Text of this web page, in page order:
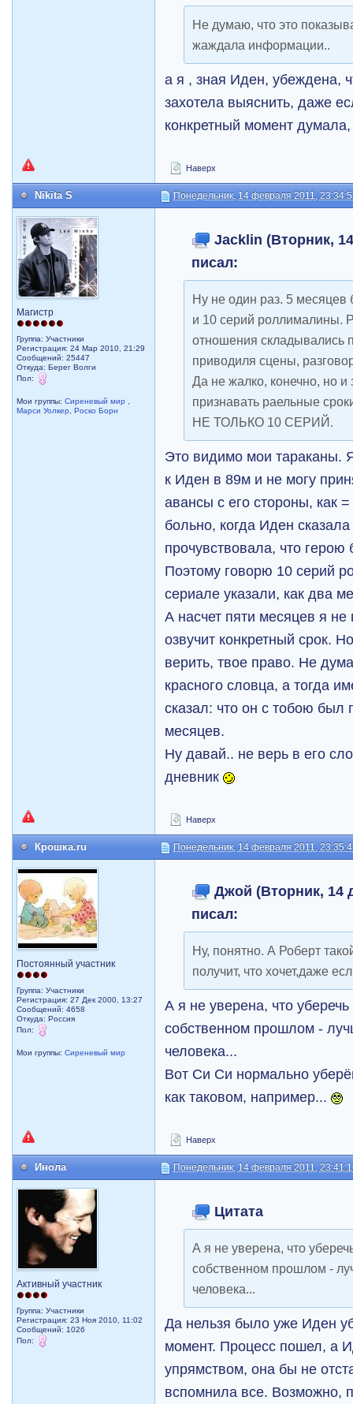
Не думаю, что это
жаждала информации..
а я , зная Иден, убеждена,
захотела выяснить, даже
конкретный момент думала,
Наверх
Nikita S Понедельник, 14 февраля 2011,
Магистр
Группа: Участники
Регистрация: 24 Мар 2010, 21:29
Сообщений: 25447
Откуда: Берег Волги
Пол:
Мои группы:Сиреневый мир
Марси Уолкер
,Роско Борн
Jacklin (Вторник,
писал:
Ну не один раз. 5 месяцев
и 10 серий роллималины.
отношения складывались
приводиля сцены,
Да не жалко, конечно, но и
признавать раельные
НЕ ТОЛЬКО 10 СЕРИЙ.
Это видимо мои тараканы.
к Иден в 89м и не могу
авансы с его стороны, как
больно, когда Иден
прочувствовала, что герою
Поэтому говорю 10 серий
сериале указали, как два
А насчет пяти месяцев я
озвучит конкретный срок.
верить, твое право. Не
красного словца, а тогда
сказал: что он с тобою был
месяцев.
Ну давай.. не верь в его
дневник
Наверх
Крошка.ru Понедельник, 14 февраля 2011,
Постоянный участник
Группа: Участники
Регистрация: 27 Дек 2000, 13:27
Сообщений: 4658
Откуда: Россия
Пол:
Мои группы:Сиреневый мир
Джой (Вторник, 14
писал:
Ну, понятно. А Роберт
получит, что хочет,даже
А я не уверена, что уберечь
собственном прошлом -
человека...
Вот Си Си нормально
как таковом, например...
Наверх
Инола Понедельник, 14 февраля 2011,
Активный участник
Группа: Участники
Регистрация: 23 Ноя 2010, 11:02
Сообщений: 1026
Пол:
Цитата
А я не уверена, что
собственном прошлом -
человека...
Да нельзя было уже Иден
момент. Процесс пошел, а
упрямством, она бы не
вспомнила все. Возможно,